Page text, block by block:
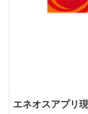
エネオスアプリ